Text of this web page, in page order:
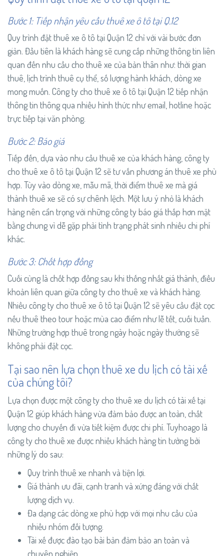
Bước 1: Tiếp nhận yêu cầu thuê xe ô tô tại Q.12
Quy trình đặt thuê xe ô tô tại Quận 12 chỉ với vài bước đơn
giản. Đầu tiên là khách hàng sẽ cung cấp những thông tin liên
quan đến nhu cầu cho thuê xe của bản thân như: thời gian
thuê, lịch trình thuê cụ thể, số lượng hành khách, dòng xe
mong muốn. Công ty cho thuê xe ô tô tại Quận 12 tiếp nhận
thông tin thông qua nhiều hình thức như email, hotline hoặc
trực tiếp tại văn phòng.
Bước 2: Báo giá
Tiếp đến, dựa vào nhu cầu thuê xe của khách hàng, công ty
cho thuê xe ô tô tại Quận 12 sẽ tư vấn phương án thuê xe phù
hợp. Tùy vào dòng xe, mẫu mã, thời điểm thuê xe mà giá
thành thuê xe sẽ có sự chênh lệch. Một lưu ý nhỏ là khách
hàng nên cẩn trọng với những công ty báo giá thấp hơn mặt
bằng chung vì dễ gặp phải tình trạng phát sinh nhiều chi phí
khác.
Bước 3: Chốt hợp đồng
Cuối cùng là chốt hợp đồng sau khi thống nhất giá thành, điều
khoản liên quan giữa công ty cho thuê xe và khách hàng.
Nhiều công ty cho thuê xe ô tô tại Quận 12 sẽ yêu cầu đặt cọc
nếu thuê theo tour hoặc mùa cao điểm như lễ tết, cuối tuần.
Những trường hợp thuê trong ngày hoặc ngày thường sẽ
không phải đặt cọc.
Tại sao nên lựa chọn thuê xe du lịch có tài xế
của chúng tôi?
Lựa chọn được một công ty cho thuê xe du lịch có tài xế tại
Quận 12 giúp khách hàng vừa đảm bảo được an toàn, chất
lượng cho chuyến đi vừa tiết kiệm được chi phí. Tuyhoago là
công ty cho thuê xe được nhiều khách hàng tin tưởng bởi
những lý do sau:
Quy trình thuê xe nhanh và tiện lợi.
Giá thành ưu đãi, cạnh tranh và xứng đáng với chất
lượng dịch vụ.
Đa dạng các dòng xe phù hợp với mọi nhu cầu của
nhiều nhóm đối tượng.
Tài xế được đào tạo bài bản đảm bảo an toàn và
chuyên nghiệp.